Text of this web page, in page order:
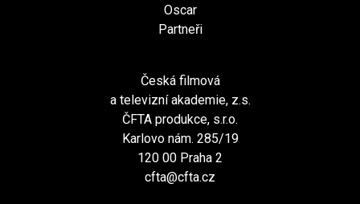
Oscar
Partneři
Česká filmová
a televizní akademie, z.s.
ČFTA produkce, s.r.o.
Karlovo nám. 285/19
120 00 Praha 2
cfta@cfta.cz